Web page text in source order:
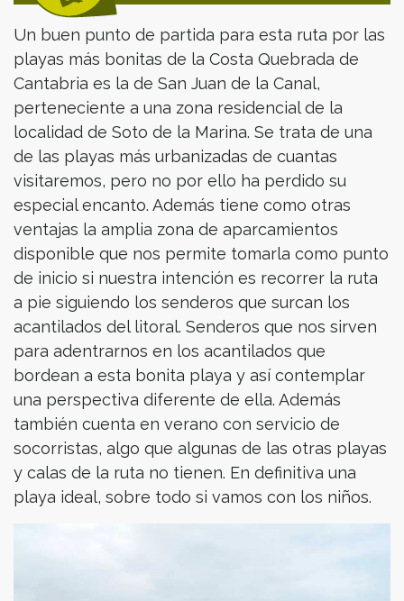
Un buen punto de partida para esta ruta por las
playas más bonitas de la Costa Quebrada de
Cantabria es la de San Juan de la Canal,
perteneciente a una zona residencial de la
localidad de Soto de la Marina. Se trata de una
de las playas más urbanizadas de cuantas
visitaremos, pero no por ello ha perdido su
especial encanto. Además tiene como otras
ventajas la amplia zona de aparcamientos
disponible que nos permite tomarla como punto
de inicio si nuestra intención es recorrer la ruta
a pie siguiendo los senderos que surcan los
acantilados del litoral. Senderos que nos sirven
para adentrarnos en los acantilados que
bordean a esta bonita playa y así contemplar
una perspectiva diferente de ella. Además
también cuenta en verano con servicio de
socorristas, algo que algunas de las otras playas
y calas de la ruta no tienen. En definitiva una
playa ideal, sobre todo si vamos con los niños.